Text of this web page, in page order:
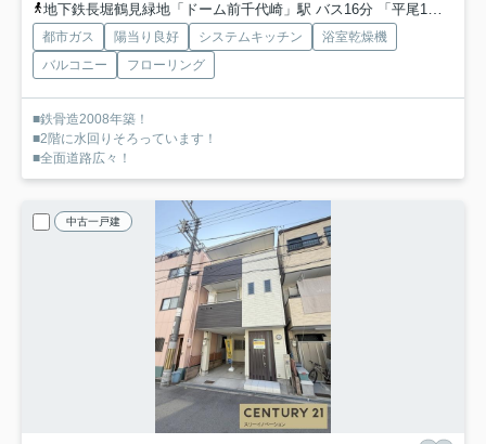
地下鉄長堀鶴見緑地「ドーム前千代崎」駅 バス16分 「平尾1丁目」 停歩3分
都市ガス 陽当り良好 システムキッチン
浴室乾燥機
バルコニー
フローリング
■鉄骨造2008年築！
■2階に水回りそろっています！
■全面道路広々！
中古一戸建